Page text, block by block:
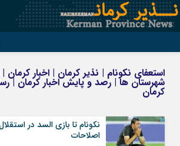
روبیکا
ایتا
استعفای نکونام | نذیر کرمان | اخبار کرمان |
شهرستان ها | رصد و پایش اخبار کرمان |
کرمان
نکونام تا بازی السد در
اصلاحات